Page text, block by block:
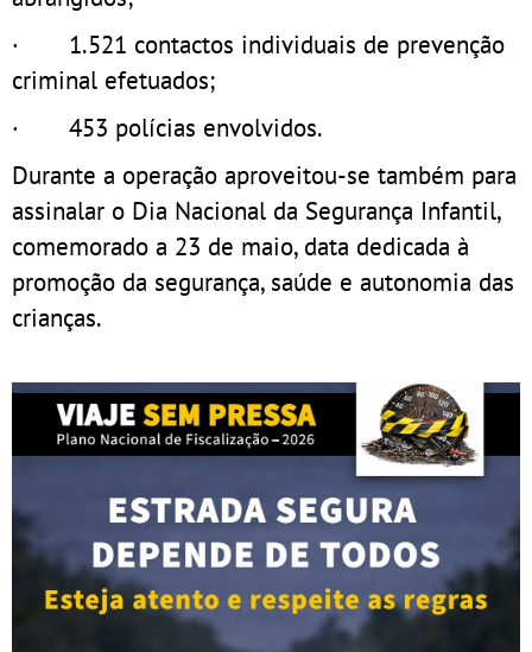
· 1.521 contactos individuais de prevenção
criminal efetuados;
· 453 polícias envolvidos.
Durante a operação aproveitou-se também para
assinalar o Dia Nacional da Segurança Infantil,
comemorado a 23 de maio, data dedicada à
promoção da segurança, saúde e autonomia das
crianças.